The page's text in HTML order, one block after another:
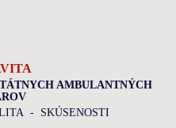
AMBULANTNÝCH
- SKÚSENOSTI